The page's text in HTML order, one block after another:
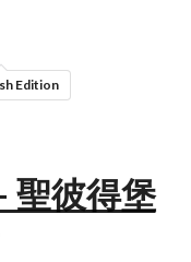
Edition
聖彼得堡